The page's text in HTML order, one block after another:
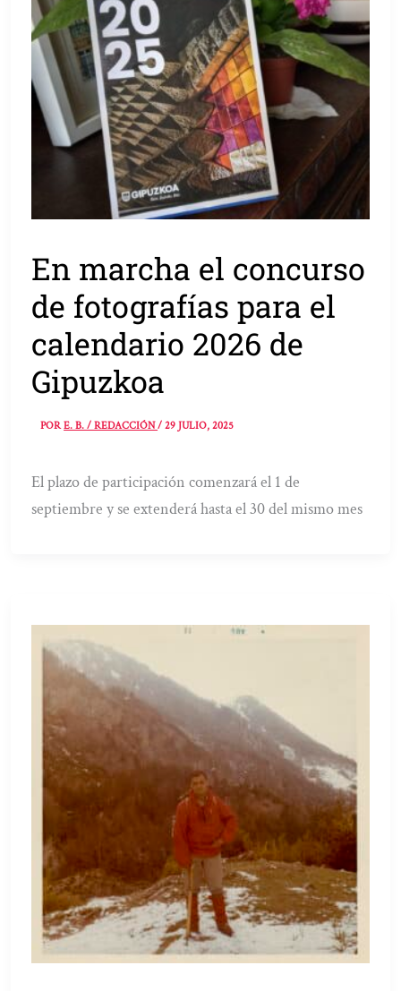
En marcha el concurso
de fotografías para el
calendario 2026 de
Gipuzkoa
PORE. B. / REDACCIÓN/29 JULIO, 2025
El plazo de participación comenzará el 1 de
septiembre y se extenderá hasta el 30 del mismo mes